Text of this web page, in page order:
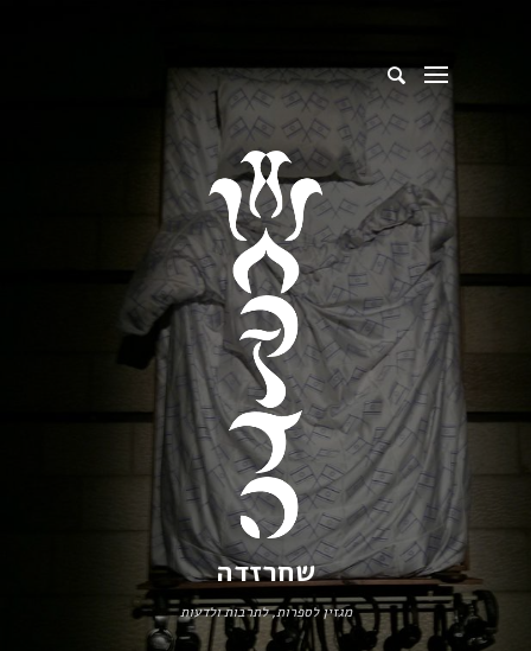
שחרזדה
מגזין לספרות, לתרבות ולדעות